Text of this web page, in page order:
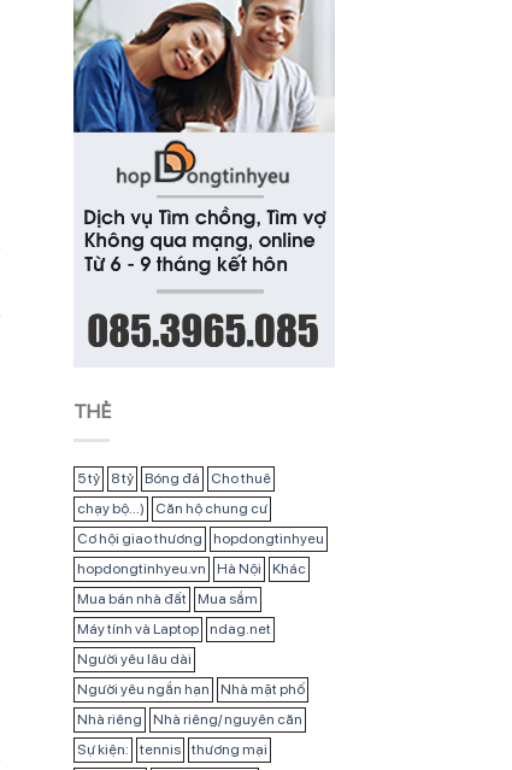
THẺ
5 tỷ 8 tỷ Bóng đá
Cho thuê
chạy bộ...)
Căn hộ chung cư
Cơ hội giao thương
hopdongtinhyeu
hopdongtinhyeu.vn
Hà Nội
Khác
Mua bán nhà đất
Mua sắm
Máy tính và Laptop
ndag.net
Người yêu lâu dài
Người yêu ngắn hạn
Nhà mặt phố
Nhà riêng
Nhà riêng/ nguyên căn
Sự kiện:
tennis
thương mại